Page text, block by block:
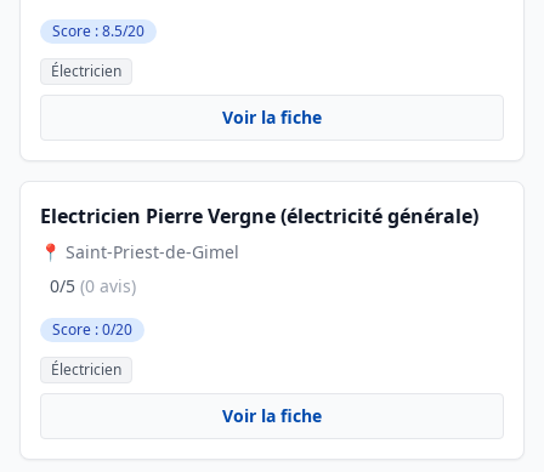
Score : 8.5/20
Électricien
Voir la fiche
Electricien Pierre Vergne (électricité générale)
📍 Saint-Priest-de-Gimel
0/5 (0 avis)
Score : 0/20
Électricien
Voir la fiche